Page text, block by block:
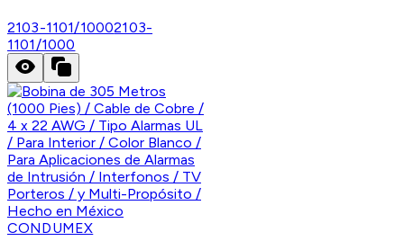
2103-1101/10002103-
1101/1000
CONDUMEX